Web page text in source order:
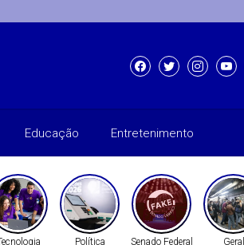
Educação Entretenimento
Política Senado Federal Geral